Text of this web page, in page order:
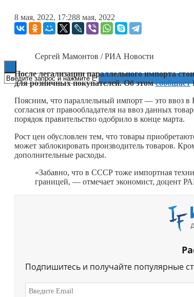
ESG
8 мая, 2022, 17:288 мая, 2022
Сергей Мамонтов / РИА Новости
После легализации параллельного импорта
для розничных покупателей. Об этомсообщает
Поясним, что параллельный импорт — это ввоз в
согласия от правообладателя на ввоз данных
порядок правительство одобрило в конце марта.
Рост цен обусловлен тем, что товары
может заблокировать производитель товаров.
дополнительные расходы.
«Забавно, что в СССР тоже импортная
границей, — отмечает экономист, доцент
Подпишитесь и получайте популярные